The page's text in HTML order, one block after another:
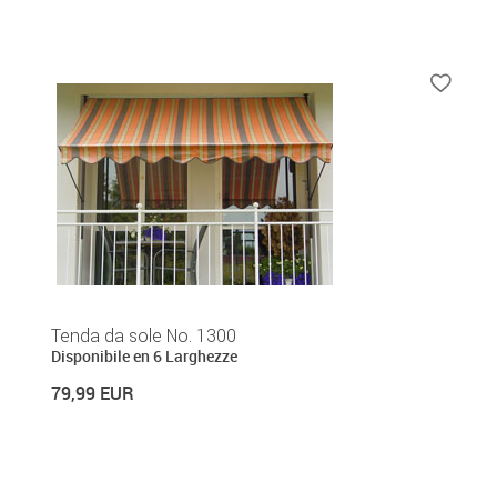
Tenda da sole No. 1300
Disponibile en 6 Larghezze
79,99 EUR